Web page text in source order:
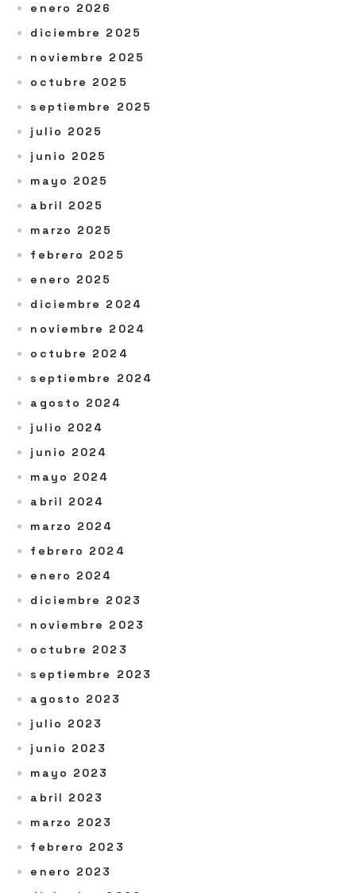
enero 2026
diciembre 2025
noviembre 2025
octubre 2025
septiembre 2025
julio 2025
junio 2025
mayo 2025
abril 2025
marzo 2025
febrero 2025
enero 2025
diciembre 2024
noviembre 2024
octubre 2024
septiembre 2024
agosto 2024
julio 2024
junio 2024
mayo 2024
abril 2024
marzo 2024
febrero 2024
enero 2024
diciembre 2023
noviembre 2023
octubre 2023
septiembre 2023
agosto 2023
julio 2023
junio 2023
mayo 2023
abril 2023
marzo 2023
febrero 2023
enero 2023